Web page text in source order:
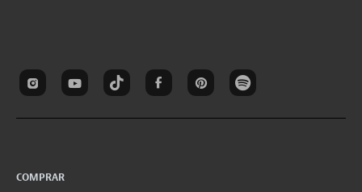
COMPRAR